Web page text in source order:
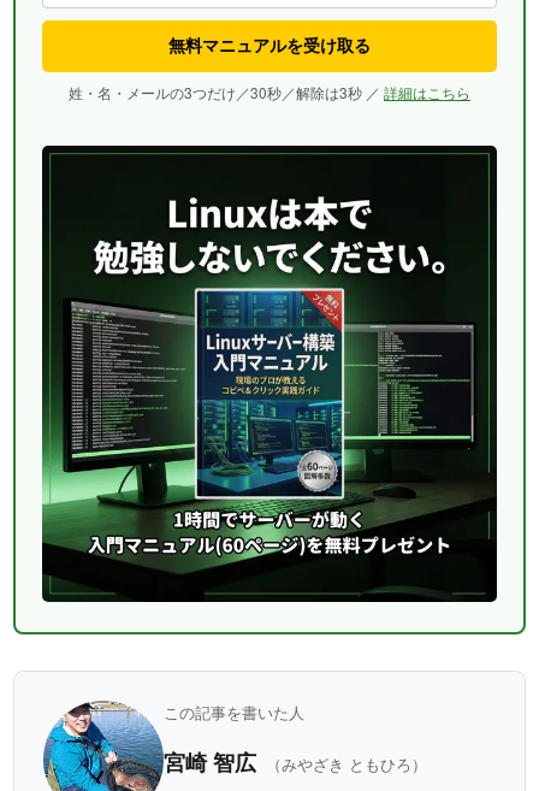
無料マニュアルを受け取る
姓・名・メールの3つだけ／30秒／解除は3秒 ／ 詳細はこちら
この記事を書いた人
宮崎 智広 （みやざき ともひろ）